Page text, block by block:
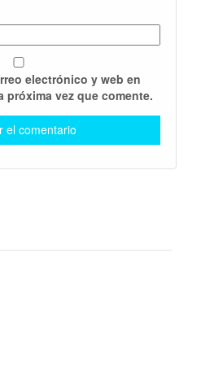
electrónico y web en
próxima vez que comente.